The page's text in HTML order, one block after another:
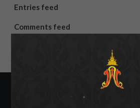
Entries feed
Comments feed